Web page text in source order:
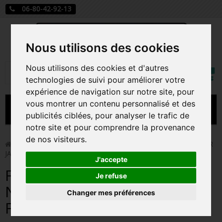
Nous utilisons des cookies
Nous utilisons des cookies et d'autres
technologies de suivi pour améliorer votre
expérience de navigation sur notre site, pour
vous montrer un contenu personnalisé et des
publicités ciblées, pour analyser le trafic de
notre site et pour comprendre la provenance
de nos visiteurs.
J'accepte
Je refuse
Changer mes préférences
06-80-42-92-13
Rechercher
Mon
MENU
CARTE A JOUER
PRÉCOMMANDE FIGURINES POP
FIGURINES POP MANGA
FIGURINES POP DISNEY
FIGURINES POP MARVEL
Funko Pop! > FORMAL SALLY / L'ETRANGE NOEL DE MR
JACK / FIGURINE FUNKO POP
FORMAL SALLY / L'ETRANGE
NOEL DE MR JACK / FIGURINE
FUNKO POP